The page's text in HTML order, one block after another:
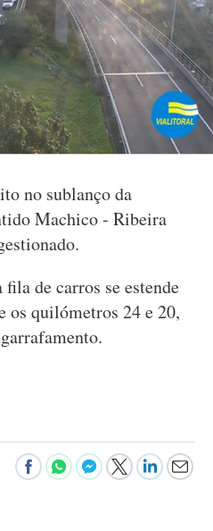
no sublanço da
Machico - Ribeira
de carros se estende
os quilómetros 24 e 20,